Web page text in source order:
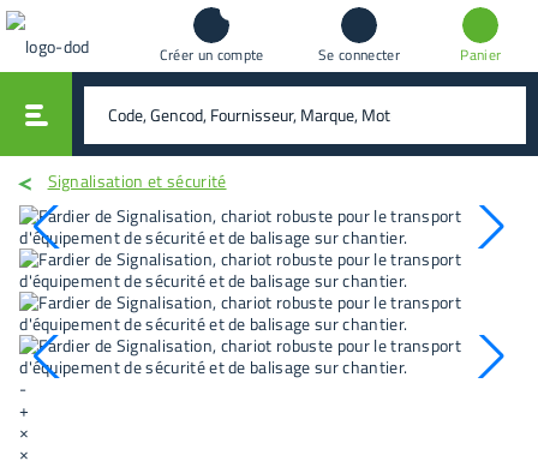
Créer un compte Se connecter Panier
rechercher
Signalisation et sécurité
-
+
×
×